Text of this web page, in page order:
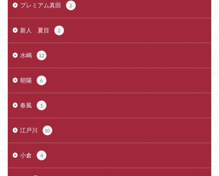
プレミアム真田 2
新人 夏目 2
水嶋 12
朝陽 6
春風 1
江戸川 10
小倉 4